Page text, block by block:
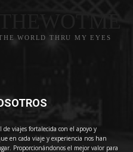
WORLD THRU MY EYES
viajes fortalecida con el apoyo y
en cada viaje y experiencia nos han
Proporcionándonos el mejor valor para